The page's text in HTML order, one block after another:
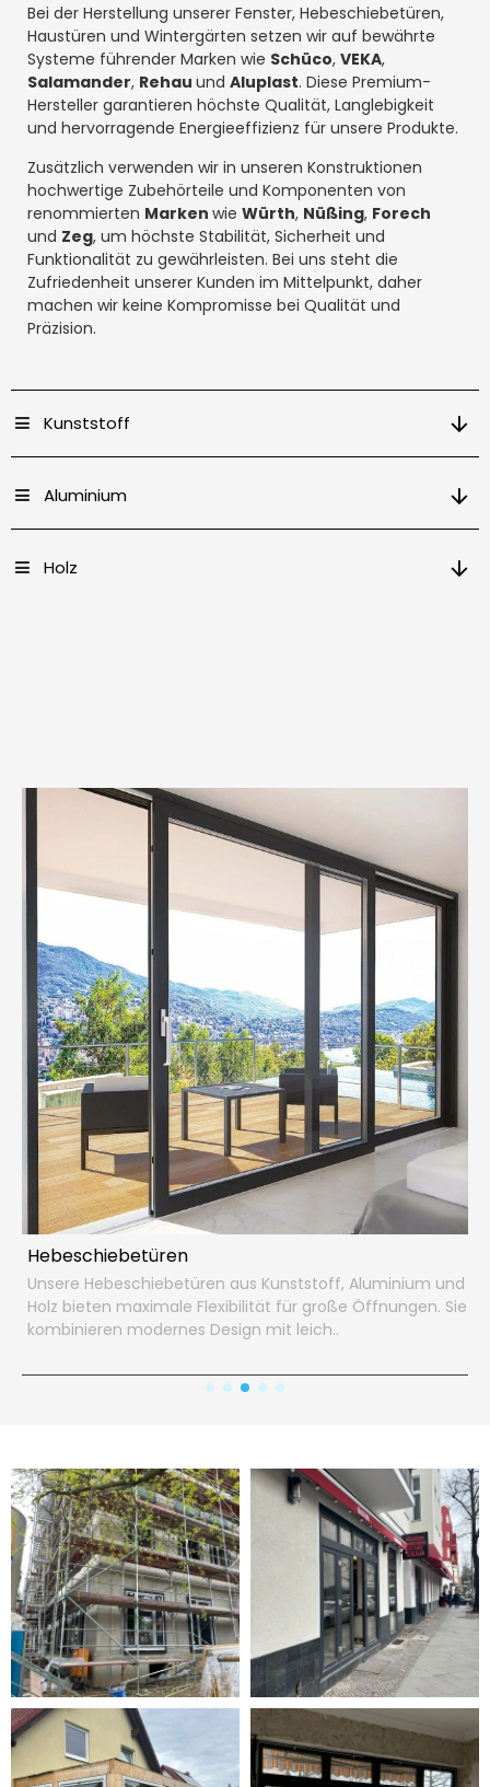
Bei der Herstellung unserer Fenster, Hebeschiebetüren,
Haustüren und Wintergärten setzen wir auf bewährte
Systeme führender Marken wie Schüco, VEKA,
Salamander, Rehau und Aluplast. Diese Premium-
Hersteller garantieren höchste Qualität, Langlebigkeit
und hervorragende Energieeffizienz für unsere Produkte.
Zusätzlich verwenden wir in unseren Konstruktionen
hochwertige Zubehörteile und Komponenten von
renommierten Marken wie Würth, Nüßing, Forech
und Zeg, um höchste Stabilität, Sicherheit und
Funktionalität zu gewährleisten. Bei uns steht die
Zufriedenheit unserer Kunden im Mittelpunkt, daher
machen wir keine Kompromisse bei Qualität und
Präzision.
Kunststoff
Aluminium
Holz
Hebeschiebetüren
Unsere Hebeschiebetüren aus Kunststoff, Aluminium und
Holz bieten maximale Flexibilität für große Öffnungen. Sie
kombinieren modernes Design mit leich..